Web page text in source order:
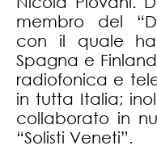
membro del
con il quale
Spagna e
radiofonica e
in tutta Italia;
collaborato in
“Solisti Veneti”.